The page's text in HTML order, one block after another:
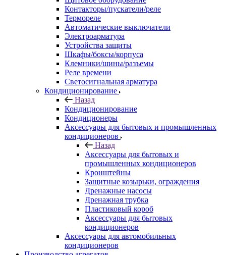
Контакторы/пускатели/реле
Термореле
Автоматические выключатели
Электроарматура
Устройства защиты
Шкафы/боксы/корпуса
Клемники/шины/разъемы
Реле времени
Светосигнальная арматура
Кондиционирование
Назад
Кондиционирование
Кондиционеры
Аксессуары для бытовых и промышленных
кондиционеров
Назад
Аксессуары для бытовых и
промышленных кондиционеров
Кронштейны
Защитные козырьки, ограждения
Дренажные насосы
Дренажная трубка
Пластиковый короб
Аксессуары для бытовых
кондиционеров
Аксессуары для автомобильных
кондиционеров